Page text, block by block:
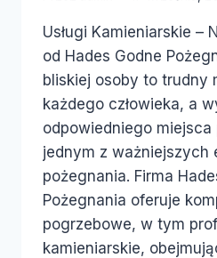
Usługi Kamieniarskie –
od Hades Godne
bliskiej osoby to trudny
każdego człowieka, a
odpowiedniego
jednym z ważniejszych
pożegnania. Firma
Pożegnania oferuje
pogrzebowe, w tym
kamieniarskie,